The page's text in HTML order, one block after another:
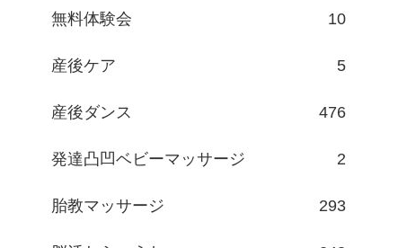
無料体験会 10
産後ケア 5
産後ダンス 476
発達凸凹ベビーマッサージ 2
胎教マッサージ 293